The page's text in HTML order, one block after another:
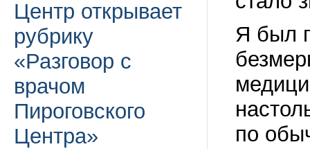
Центр открывает
рубрику
«Разговор с
врачом
Пироговского
Центра»
Я был
по